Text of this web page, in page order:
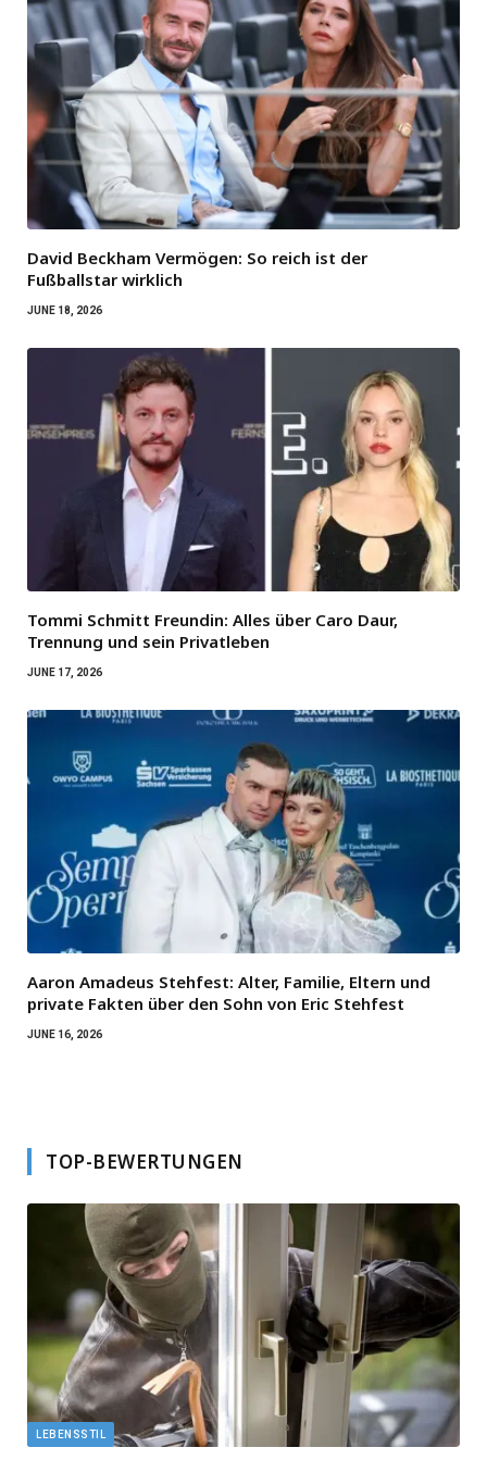
David Beckham Vermögen: So reich ist der
Fußballstar wirklich
JUNE 18, 2026
Tommi Schmitt Freundin: Alles über Caro Daur,
Trennung und sein Privatleben
JUNE 17, 2026
Aaron Amadeus Stehfest: Alter, Familie, Eltern und
private Fakten über den Sohn von Eric Stehfest
JUNE 16, 2026
TOP-BEWERTUNGEN
LEBENSSTIL